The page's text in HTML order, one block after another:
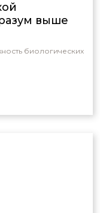
выше
биологических